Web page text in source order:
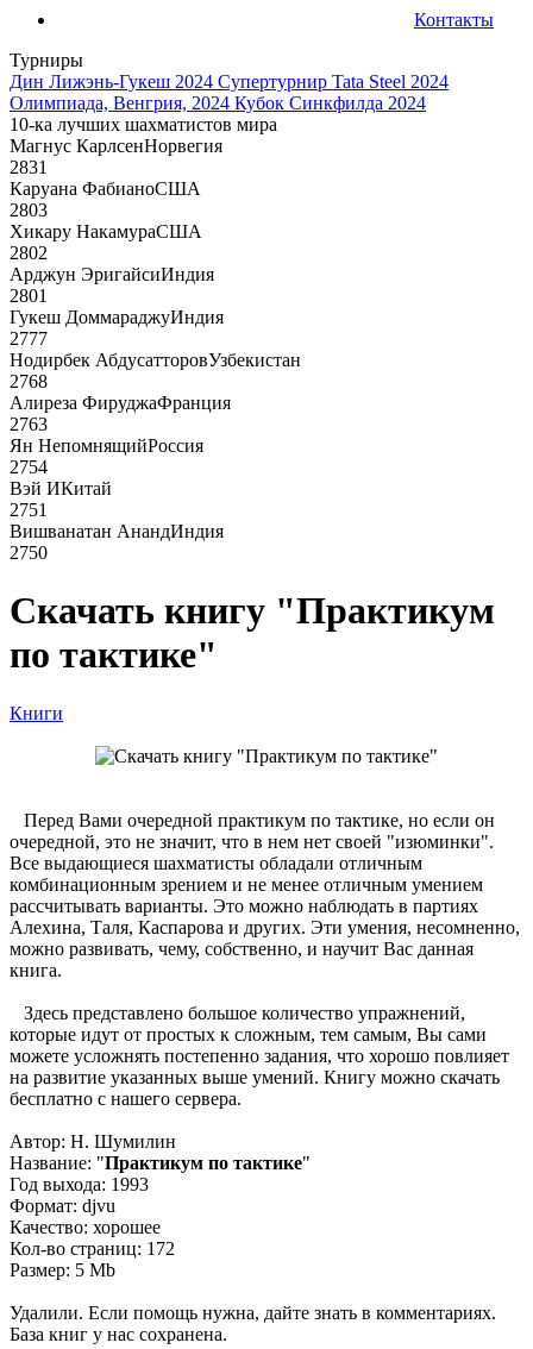
Контакты
Турниры
Дин Лижэнь-Гукеш 2024 Супертурнир Tata Steel 2024
Олимпиада, Венгрия, 2024 Кубок Синкфилда 2024
10-ка лучших шахматистов мира
Магнус КарлсенНорвегия
2831
Каруана ФабианоСША
2803
Хикару НакамураСША
2802
Арджун ЭригайсиИндия
2801
Гукеш ДоммараджуИндия
2777
Нодирбек АбдусатторовУзбекистан
2768
Алиреза ФируджаФранция
2763
Ян НепомнящийРоссия
2754
Вэй ИКитай
2751
Вишванатан АнандИндия
2750
Скачать книгу "Практикум
по тактике"
Книги
Перед Вами очередной практикум по тактике, но если он
очередной, это не значит, что в нем нет своей "изюминки".
Все выдающиеся шахматисты обладали отличным
комбинационным зрением и не менее отличным умением
рассчитывать варианты. Это можно наблюдать в партиях
Алехина, Таля, Каспарова и других. Эти умения, несомненно,
можно развивать, чему, собственно, и научит Вас данная
книга.
Здесь представлено большое количество упражнений,
которые идут от простых к сложным, тем самым, Вы сами
можете усложнять постепенно задания, что хорошо повлияет
на развитие указанных выше умений. Книгу можно скачать
бесплатно с нашего сервера.
Автор: Н. Шумилин
Название: "Практикум по тактике"
Год выхода: 1993
Формат: djvu
Качество: хорошее
Кол-во страниц: 172
Размер: 5 Mb
Удалили. Если помощь нужна, дайте знать в комментариях.
База книг у нас сохранена.